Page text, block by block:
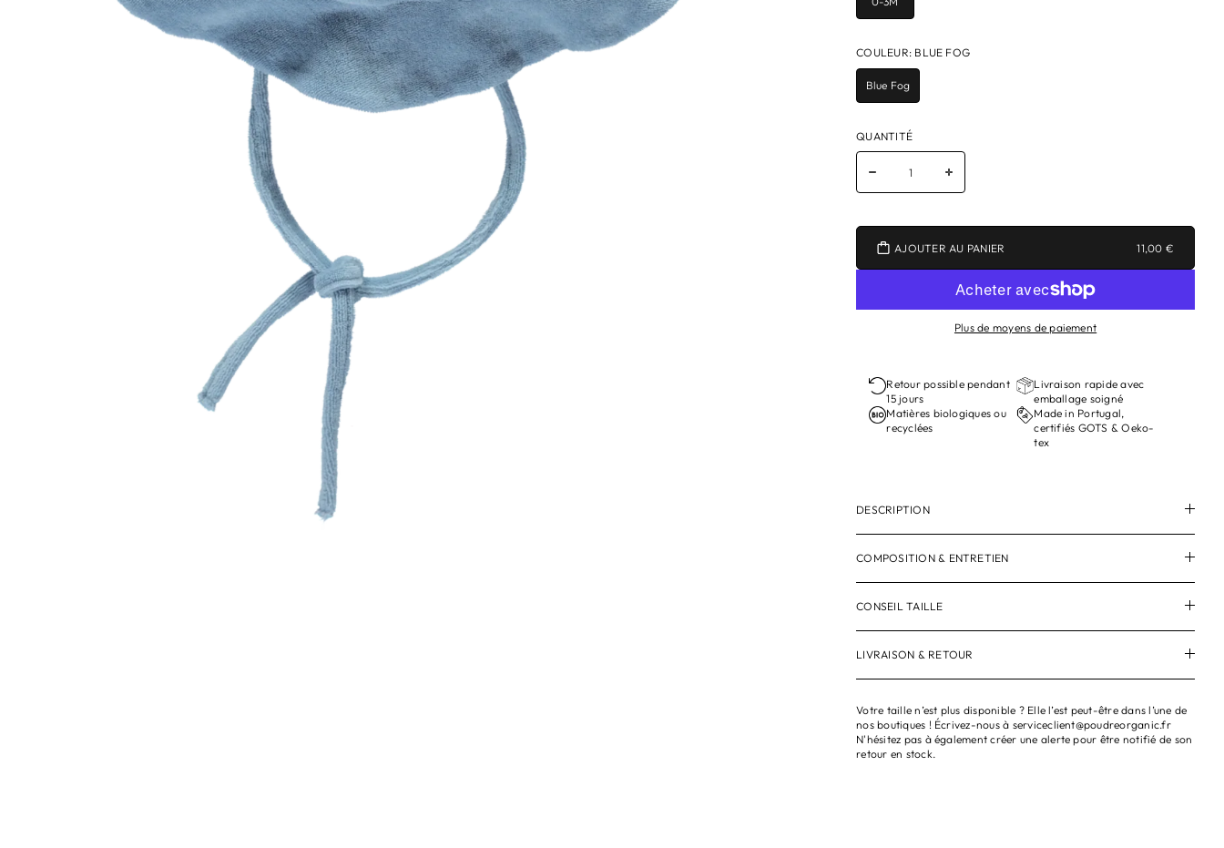
COULEUR: BLUE FOG
Blue Fog
QUANTITÉ
AJOUTER AU PANIER 11,00 €
Plus de moyens de paiement
Retour possible pendant
15 jours
Livraison rapide avec
emballage soigné
Matières biologiques ou
recyclées
Made in Portugal,
certifiés GOTS & Oeko-
tex
DESCRIPTION
COMPOSITION & ENTRETIEN
CONSEIL TAILLE
LIVRAISON & RETOUR
Votre taille n’est plus disponible ? Elle l’est peut-être dans l’une de
nos boutiques ! Écrivez-nous à serviceclient@poudreorganic.fr
N'hésitez pas à également créer une alerte pour être notifié de son
retour en stock.